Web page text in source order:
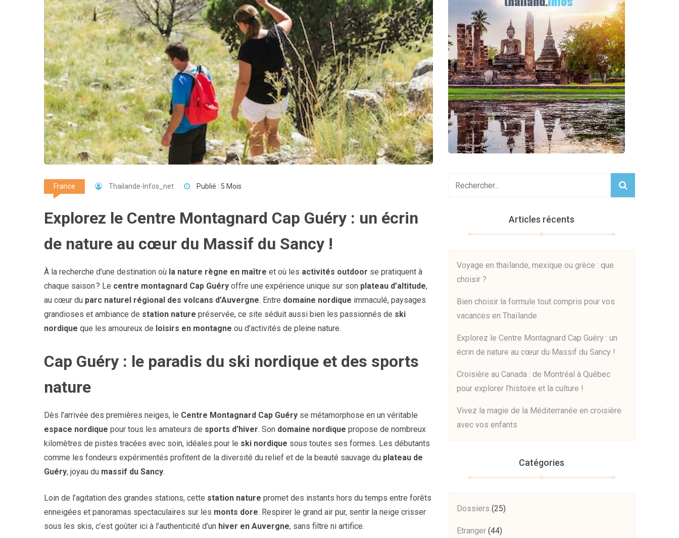
France Thailande-Infos_net Publié : 5 Mois
Explorez le Centre Montagnard Cap Guéry : un écrin
de nature au cœur du Massif du Sancy !
À la recherche d’une destination où la nature règne en maître et où les activités outdoor se pratiquent à
chaque saison ? Le centre montagnard Cap Guéry offre une expérience unique sur son plateau d’altitude,
au cœur du parc naturel régional des volcans d’Auvergne. Entre domaine nordique immaculé, paysages
grandioses et ambiance de station nature préservée, ce site séduit aussi bien les passionnés de ski
nordique que les amoureux de loisirs en montagne ou d’activités de pleine nature.
Cap Guéry : le paradis du ski nordique et des sports
nature
Dès l’arrivée des premières neiges, le Centre Montagnard Cap Guéry se métamorphose en un véritable
espace nordique pour tous les amateurs de sports d’hiver. Son domaine nordique propose de nombreux
kilomètres de pistes tracées avec soin, idéales pour le ski nordique sous toutes ses formes. Les débutants
comme les fondeurs expérimentés profitent de la diversité du relief et de la beauté sauvage du plateau de
Guéry, joyau du massif du Sancy.
Loin de l’agitation des grandes stations, cette station nature promet des instants hors du temps entre forêts
enneigées et panoramas spectaculaires sur les monts dore. Respirer le grand air pur, sentir la neige crisser
sous les skis, c’est goûter ici à l’authenticité d’un hiver en Auvergne, sans filtre ni artifice.
Articles récents
Voyage en thaïlande, mexique ou grèce : que
choisir ?
Bien choisir la formule tout compris pour vos
vacances en Thaïlande
Explorez le Centre Montagnard Cap Guéry : un
écrin de nature au cœur du Massif du Sancy !
Croisière au Canada : de Montréal à Québec
pour explorer l’histoire et la culture !
Vivez la magie de la Méditerranée en croisière
avec vos enfants
Catégories
Dossiers (25)
Etranger (44)